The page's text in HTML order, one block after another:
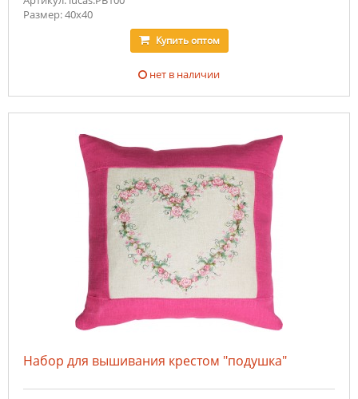
Размер: 40х40
Купитьоптом
нет в наличии
Набор для вышивания крестом "подушка"